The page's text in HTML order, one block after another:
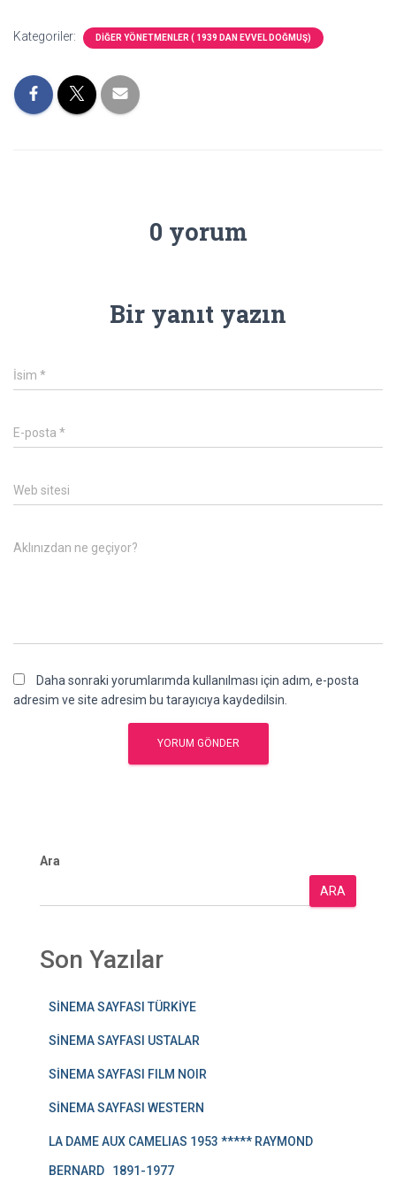
Kategoriler: DİĞER YÖNETMENLER ( 1939 DAN EVVEL DOĞMUŞ)
0 yorum
Bir yanıt yazın
İsim *
E-posta *
Web sitesi
Aklınızdan ne geçiyor?
Daha sonraki yorumlarımda kullanılması için adım, e-posta
adresim ve site adresim bu tarayıcıya kaydedilsin.
Ara
ARA
Son Yazılar
SİNEMA SAYFASI TÜRKİYE
SİNEMA SAYFASI USTALAR
SİNEMA SAYFASI FILM NOIR
SİNEMA SAYFASI WESTERN
LA DAME AUX CAMELIAS 1953 ***** RAYMOND
BERNARD 1891-1977